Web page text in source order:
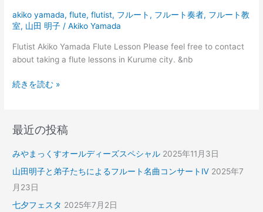
akiko yamada,flute,flutist, フルート , フルート奏者, フルート教
室, 山田 明子 /Akiko Yamada
Flutist Akiko Yamada Flute Lesson Please feel free to contact
about taking a flute lessons in Kurume city. &nb
続きを読む »
最近の投稿
みやまっくすオールディーズスペシャル 2025年11月3日
山田明子と弟子たちによるフルート名曲コンサートⅣ 2025年7
月23日
七夕フェスタ 2025年7月2日